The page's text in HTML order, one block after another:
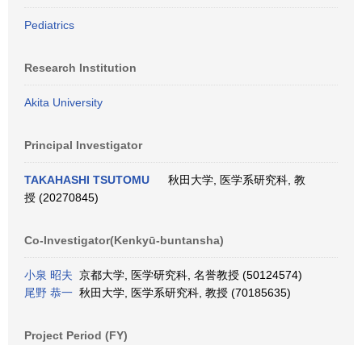
Pediatrics
Research Institution
Akita University
Principal Investigator
TAKAHASHI TSUTOMU
秋田大学, 医学系研究科, 教
授 (20270845)
Co-Investigator(Kenkyū-buntansha)
小泉 昭夫 京都大学, 医学研究科, 名誉教授 (50124574)
尾野 恭一 秋田大学, 医学系研究科, 教授 (70185635)
Project Period (FY)